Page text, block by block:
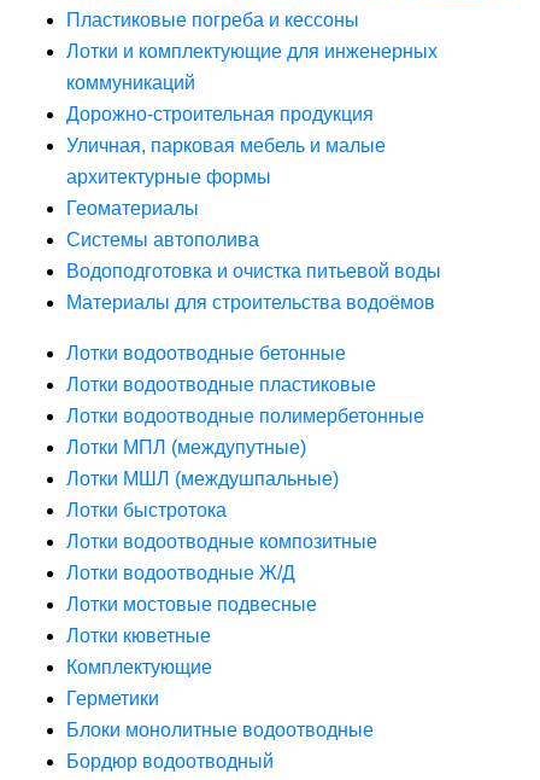
Пластиковые погреба и кессоны
Лотки и комплектующие для инженерных
коммуникаций
Дорожно-строительная продукция
Уличная, парковая мебель и малые
архитектурные формы
Геоматериалы
Системы автополива
Водоподготовка и очистка питьевой воды
Материалы для строительства водоёмов
Лотки водоотводные бетонные
Лотки водоотводные пластиковые
Лотки водоотводные полимербетонные
Лотки МПЛ (междупутные)
Лотки МШЛ (междушпальные)
Лотки быстротока
Лотки водоотводные композитные
Лотки водоотводные Ж/Д
Лотки мостовые подвесные
Лотки кюветные
Комплектующие
Герметики
Блоки монолитные водоотводные
Бордюр водоотводный